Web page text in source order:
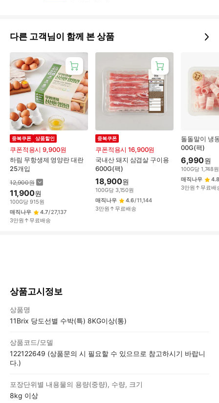
다른 고객님이 함께 본 상품
하림 무항생제 영양란 대란
25개입
중복쿠폰 상품할인
쿠폰적용시 9,900원
12,900원
11,900원
100G당 915원
매직나우
4.7/27,137
3만원↑무료배송
국내산 돼지 삼겹살 구이용
600G(팩)
중복쿠폰
쿠폰적용시 16,900원
18,900원
100G당 3,150원
매직나우
4.6/11,144
3만원↑무료배송
돌돌말이 냉
00G(팩)
6,990원
100G당 1,748원
매직나우
4.8
3만원↑무료배
상품고시정보
상품명
11Brix 당도선별 수박(특) 8KG이상(통)
상품코드/모델
122122649 (상품문의 시 필요할 수 있으므로 참고하시기 바랍니
다.)
포장단위별 내용물의 용량(중량), 수량, 크기
8kg 이상